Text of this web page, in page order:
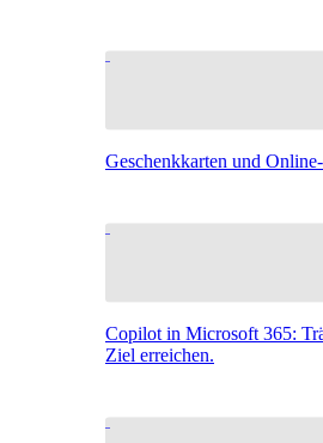
Geschenkkarten und
Copilot in Microsoft 365:
Ziel erreichen.